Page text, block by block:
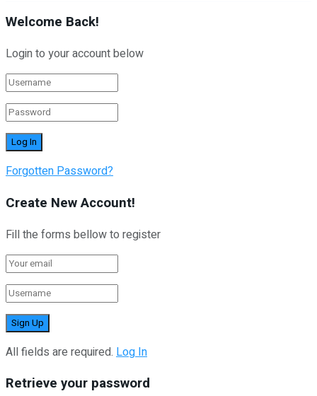
Welcome Back!
Login to your account below
Forgotten Password?
Create New Account!
Fill the forms bellow to register
All fields are required. Log In
Retrieve your password